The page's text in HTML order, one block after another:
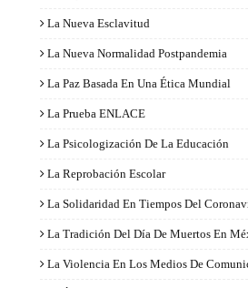
La Nueva Esclavitud
La Nueva Normalidad Postpandemia
La Paz Basada En Una Ética Mundial
La Prueba ENLACE
La Psicologización De La Educación
La Reprobación Escolar
La Solidaridad En Tiempos Del
La Tradición Del Día De Muertos En
La Violencia En Los Medios De